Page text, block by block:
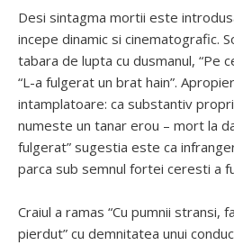
Desi sintagma mortii este
incepe dinamic si cinematografic.
tabara de lupta cu dusmanul, “Pe
“L-a fulgerat un brat hain”.
intamplatoare: ca substantiv
numeste un tanar erou – mort la
fulgerat” sugestia este ca
parca sub semnul fortei ceresti a
Craiul a ramas “Cu pumnii stransi,
pierdut” cu demnitatea unui